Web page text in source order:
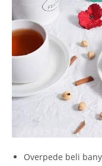
Overpede beli